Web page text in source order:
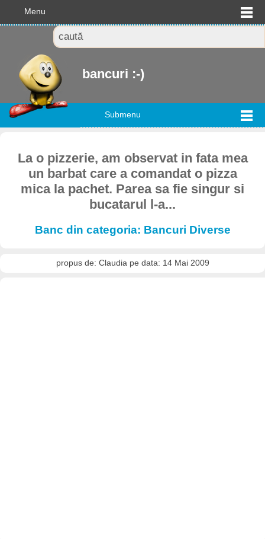
Menu
bancuri :-)
Submenu
La o pizzerie, am observat in fata mea
un barbat care a comandat o pizza
mica la pachet. Parea sa fie singur si
bucatarul l-a...
Banc din categoria: Bancuri Diverse
propus de: Claudia pe data: 14 Mai 2009